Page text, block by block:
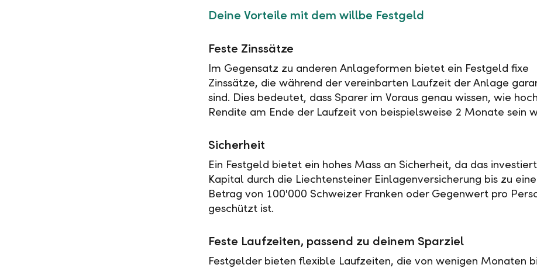
Deine Vorteile mit dem willbe Festgeld
Feste Zinssätze
Im Gegensatz zu anderen Anlageformen bietet ein Festgeld fixe
Zinssätze, die während der vereinbarten Laufzeit der Anlage
sind. Dies bedeutet, dass Sparer im Voraus genau wissen, wie
Rendite am Ende der Laufzeit von beispielsweise 2 Monate sein
Sicherheit
Ein Festgeld bietet ein hohes Mass an Sicherheit, da das
Kapital durch die Liechtensteiner Einlagenversicherung bis zu
Betrag von 100'000 Schweizer Franken oder Gegenwert pro
geschützt ist.
Feste Laufzeiten, passend zu deinem Sparziel
Festgelder bieten flexible Laufzeiten, die von wenigen Monaten